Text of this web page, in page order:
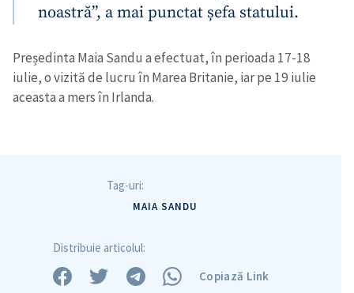
noastră”, a mai punctat șefa statului.
Președinta Maia Sandu a efectuat, în perioada 17-18
iulie, o vizită de lucru în Marea Britanie, iar pe 19 iulie
aceasta a mers în Irlanda.
Tag-uri:
MAIA SANDU
Distribuie articolul:
Copiază Link